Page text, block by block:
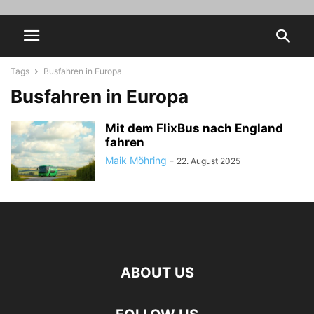
Tags Busfahren in Europa
Busfahren in Europa
Mit dem FlixBus nach England
fahren
Maik Möhring - 22. August 2025
ABOUT US